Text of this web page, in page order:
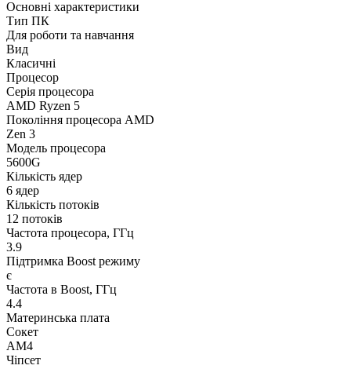
Основні характеристики
Тип ПК
Для роботи та навчання
Вид
Класичні
Процесор
Серія процесора
AMD Ryzen 5
Покоління процесора AMD
Zen 3
Модель процесора
5600G
Кількість ядер
6 ядер
Кількість потоків
12 потоків
Частота процесора, ГГц
3.9
Підтримка Boost режиму
є
Частота в Boost, ГГц
4.4
Материнська плата
Сокет
AM4
Чіпсет